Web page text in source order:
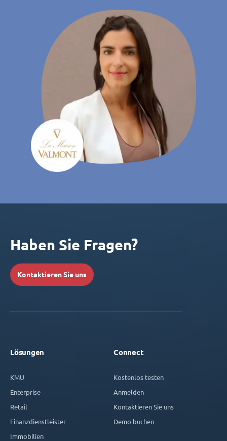
Haben Sie Fragen?
Kontaktieren Sie uns
Lösungen
KMU
Enterprise
Retail
Finanzdienstleister
Immobilien
Connect
Kostenlos testen
Anmelden
Kontaktieren Sie uns
Demo buchen